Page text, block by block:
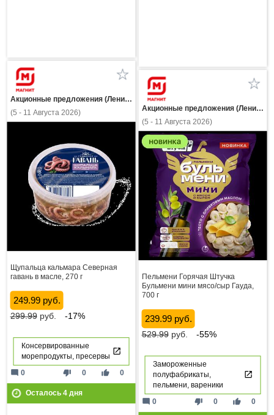
Акционные предложения (Ленинградская область)
(5 - 11 Августа 2026)
Щупальца кальмара Северная
гавань в масле, 270 г
249.99 руб.
299.99руб. -17%
Консервированные
морепродукты, пресервы
thumb_down 0 thumb_up 0
mode_comment 0
Осталось 4дня
Акционные предложения (Ленинградская область)
(5 - 11 Августа 2026)
Пельмени Горячая Штучка
Бульмени мини мясо/сыр Гауда,
700 г
239.99 руб.
529.99руб. -55%
Замороженные
полуфабрикаты,
пельмени, вареники
thumb_down 0 thumb_up 0
mode_comment 0